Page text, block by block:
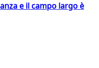
e il campo largo è